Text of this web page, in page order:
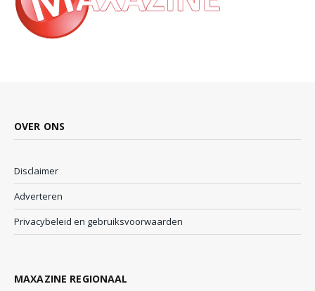
OVER ONS
Disclaimer
Adverteren
Privacybeleid en gebruiksvoorwaarden
MAXAZINE REGIONAAL